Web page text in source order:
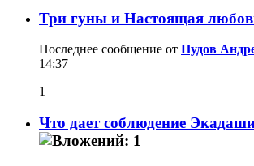
Три гуны и Настоящая
Последнее сообщение от Пудов
14:37
1
Что дает соблюдение